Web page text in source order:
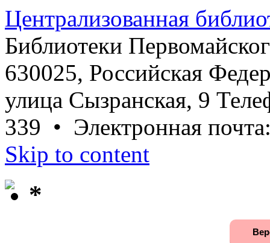
Централизованная
Библиотеки
630025, Российская
улица Сызранская, 9
339 • Электронная
Skip to content
*